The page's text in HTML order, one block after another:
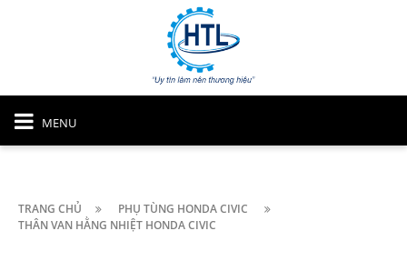
MENU
TRANG CHỦ
PHỤ TÙNG HONDA CIVIC
THÂN VAN HẰNG NHIỆT HONDA CIVIC